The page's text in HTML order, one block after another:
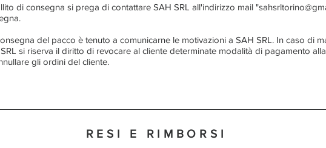
di consegna si prega di contattare SAH SRL all'indirizzo mail "
del pacco è tenuto a comunicarne le motivazioni a SAH SRL. In caso di
si riserva il diritto di revocare al cliente determinate modalità di pagamento
gli ordini del cliente.
RESI E RIMBORSI